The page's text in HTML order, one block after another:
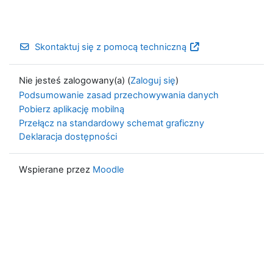
Skontaktuj się z pomocą techniczną
Nie jesteś zalogowany(a) (Zaloguj się)
Podsumowanie zasad przechowywania danych
Pobierz aplikację mobilną
Przełącz na standardowy schemat graficzny
Deklaracja dostępności
Wspierane przez Moodle